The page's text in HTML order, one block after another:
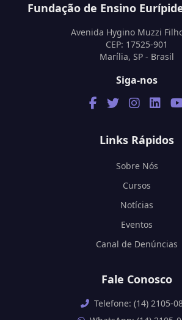
Fundação de Ensino
Avenida Hygino Muzzi
CEP: 17525-901
Marília, SP - Brasil
Siga-nos
Links Rápidos
Sobre Nós
Cursos
Notícias
Eventos
Canal de Denúncias
Fale Conosco
Telefone: (14) 2105-